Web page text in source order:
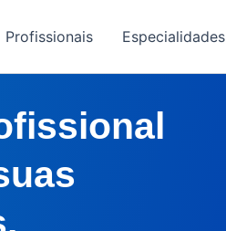
Profissionais Especialidades